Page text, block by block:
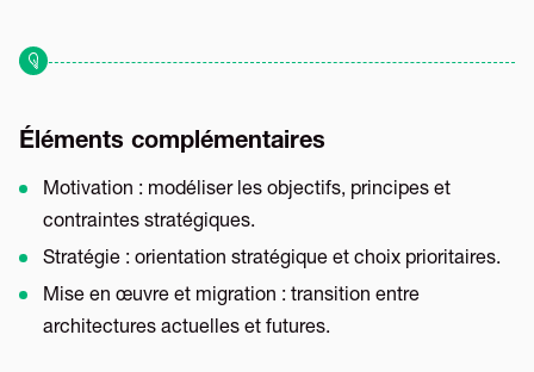
Éléments complémentaires
Motivation : modéliser les objectifs, principes et
contraintes stratégiques.
Stratégie : orientation stratégique et choix prioritaires.
Mise en œuvre et migration : transition entre
architectures actuelles et futures.